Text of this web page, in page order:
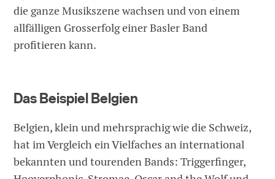
die ganze Musikszene wachsen und von einem
allfälligen Grosserfolg einer Basler Band
profitieren kann.
Das Beispiel Belgien
Belgien, klein und mehrsprachig wie die Schweiz,
hat im Vergleich ein Vielfaches an international
bekannten und tourenden Bands: Triggerfinger,